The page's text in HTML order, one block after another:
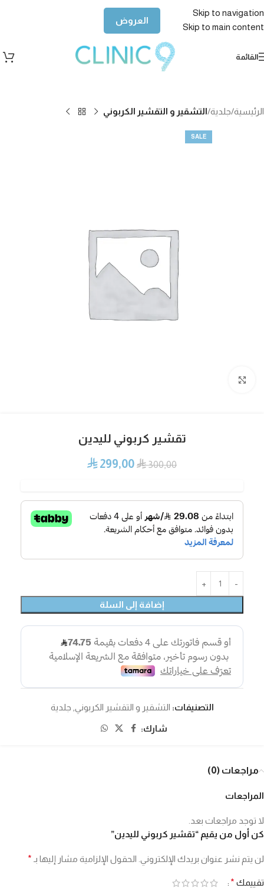
Skip to navigation
Skip to main content
العروض
القائمة
الرئيسية جلدية التشقير و التقشير الكربوني
SALE
تقشير كربوني لليدين
⃁300,00
⃁299,00
إضافة إلى السلة
التصنيفات: التشقير و التقشير الكربوني جلدية
شارك:
مراجعات (0)
المراجعات
لا توجد مراجعات بعد.
كن أول من يقيم “تقشير كربوني لليدين”
لن يتم نشر عنوان بريدك الإلكتروني. الحقول الإلزامية مشار إليها بـ *
تقييمك *